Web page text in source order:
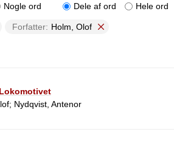
Nogle ord Dele af ord Hele ord
Forfatter: Holm, Olof
Nydqvist, Antenor